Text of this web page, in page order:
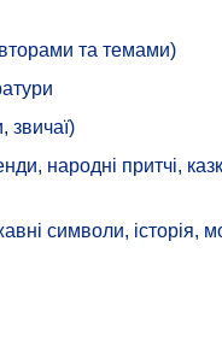
та темами)
звичаї)
народні притчі,
символи, історія,